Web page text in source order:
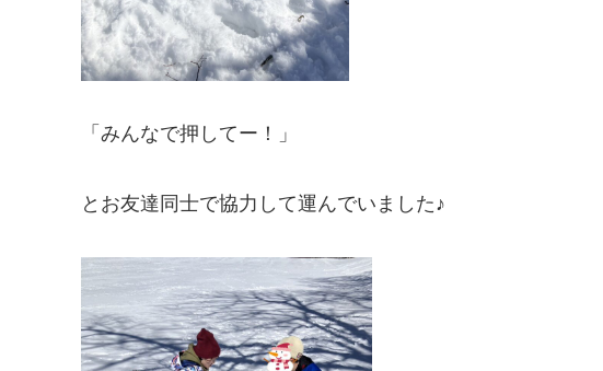
「みんなで押してー！」
とお友達同士で協力して運んでいました♪